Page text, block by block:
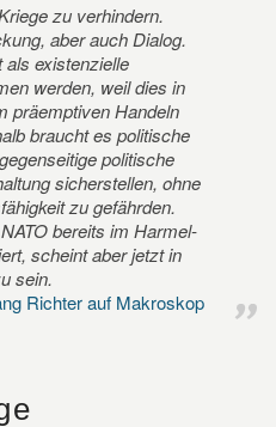
zu verhindern.
aber auch Dialog.
existenzielle
werden, weil dies in
präemptiven Handeln
braucht es politische
politische
sicherstellen, ohne
zu gefährden.
bereits im Harmel-
scheint aber jetzt in
sein.
Richter auf Makroskop